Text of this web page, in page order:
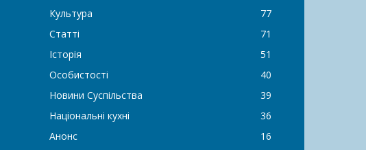
Культура
77
Статті
71
Історія
51
Особистості
40
Новини Суспільства
39
Національні кухні
36
Анонс
16